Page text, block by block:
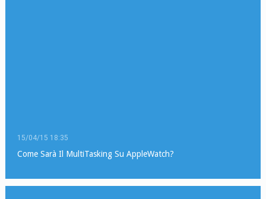
15/04/15 18:35
Come Sarà Il MultiTasking Su AppleWatch?